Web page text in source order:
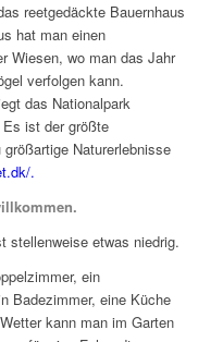
reetgedäckte Bauernhaus
hat man einen
Wiesen, wo man das Jahr
verfolgen kann.
das Nationalpark
ist der größte
Naturerlebnisse
.
stellenweise etwas niedrig.
ein
Badezimmer, eine Küche
kann man im Garten